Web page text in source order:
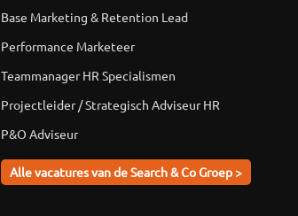
Base Marketing & Retention Lead
Performance Marketeer
Teammanager HR Specialismen
Projectleider / Strategisch Adviseur HR
P&O Adviseur
Alle vacatures van de Search & Co Groep >